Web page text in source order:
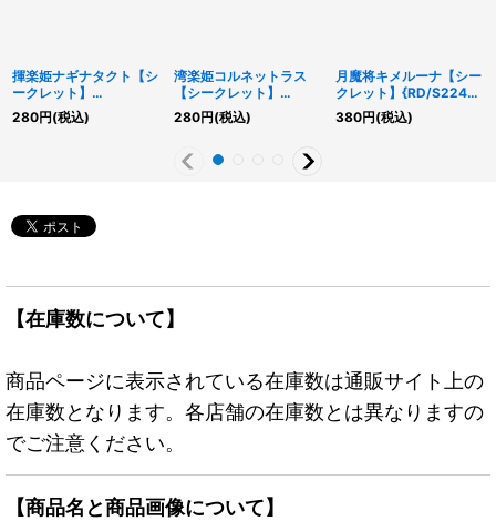
揮楽姫ナギナタクト【シ
ークレット】
{RD/KP22-JP009}
《RDモンスター》
280円(税込)
湾楽姫コルネットラス
【シークレット】
{RD/AP01-JP066}
《RDモンスター》
280円(税込)
月魔将キメルーナ【シー
クレット】{RD/S224-
JP003}《RDモンスタ
ー》
380円(税込)
【在庫数について】
商品ページに表示されている在庫数は通販サイト上の
在庫数となります。各店舗の在庫数とは異なりますの
でご注意ください。
【商品名と商品画像について】